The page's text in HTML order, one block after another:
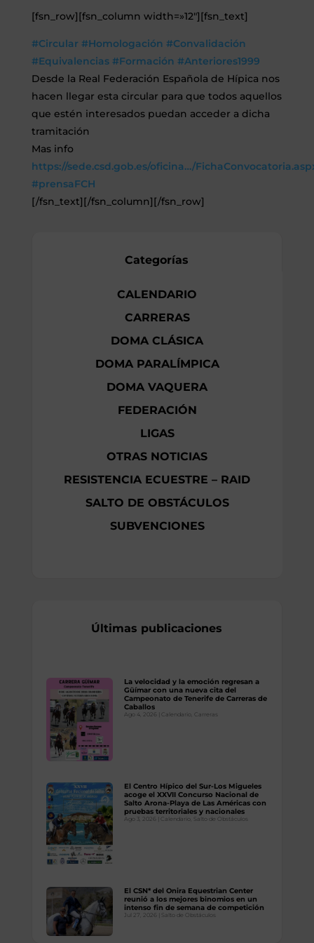
[fsn_row][fsn_column width=»12″][fsn_text]
#Circular #Homologación #Convalidación
#Equivalencias #Formación #Anteriores1999
Desde la Real Federación Española de Hípica nos
hacen llegar esta circular para que todos aquellos
que estén interesados puedan acceder a dicha
tramitación
Mas info
https://sede.csd.gob.es/oficina…/
#prensaFCH
[/fsn_text][/fsn_column][/fsn_row]
Categorías
CALENDARIO
CARRERAS
DOMA CLÁSICA
DOMA PARALÍMPICA
DOMA VAQUERA
FEDERACIÓN
LIGAS
OTRAS NOTICIAS
RESISTENCIA ECUESTRE – RAID
SALTO DE OBSTÁCULOS
SUBVENCIONES
Últimas publicaciones
La velocidad y la emoción regresan a
Güímar con una nueva cita del
Campeonato de Tenerife de Carreras de
Caballos
Ago 4, 2026 Calendario, Carreras
El Centro Hípico del Sur-Los Migueles
acoge el XXVII Concurso Nacional de
Salto Arona-Playa de Las Américas con
pruebas territoriales y nacionales
Ago 3, 2026 Calendario, Salto de Obstáculos
El CSN* del Onira Equestrian Center
reunió a los mejores binomios en un
intenso fin de semana de competición
Jul 27, 2026 Salto de Obstáculos